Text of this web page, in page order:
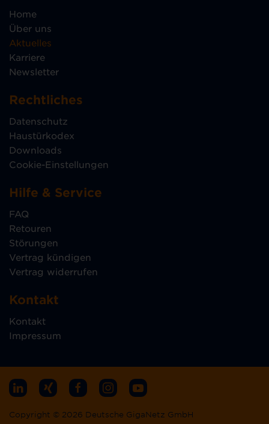
Home
Über uns
Aktuelles
Karriere
Newsletter
Rechtliches
Datenschutz
Haustürkodex
Downloads
Cookie-Einstellungen
Hilfe & Service
FAQ
Retouren
Störungen
Vertrag kündigen
Vertrag widerrufen
Kontakt
Kontakt
Impressum
Copyright © 2026 Deutsche GigaNetz GmbH